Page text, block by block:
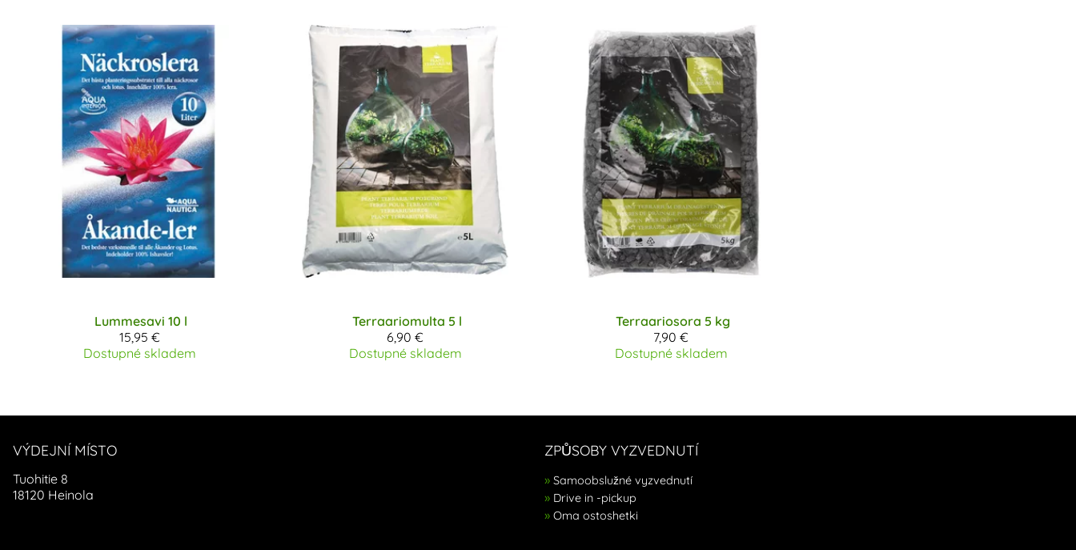
Lummesavi 10 l
15,95 €
Dostupné skladem
Terraariomulta 5 l
6,90 €
Dostupné skladem
Terraariosora 5 kg
7,90 €
Dostupné skladem
VÝDEJNÍ MÍSTO
Tuohitie 8
18120 Heinola
ZPŮSOBY VYZVEDNUTÍ
Samoobslužné vyzvednutí
Drive in -pickup
Oma ostoshetki